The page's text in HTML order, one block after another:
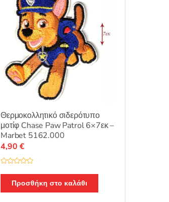
Θερμοκολλητικό σιδερότυπο
μοτίφ Chase Paw Patrol 6×7εκ –
Marbet 5162.000
α
ο
4,90 €
Προσθήκη στο καλάθι